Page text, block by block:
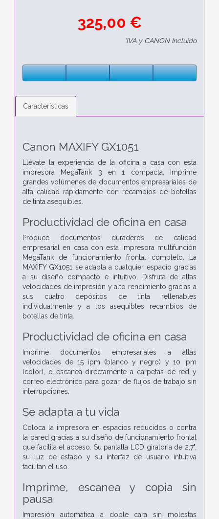
325,00 €
*IVA y CANON Incluido
Características
Canon MAXIFY GX1051
Llévate la experiencia de la oficina a casa con esta
impresora MegaTank 3 en 1 compacta. Imprime
grandes volúmenes de documentos empresariales de
alta calidad rápidamente con recambios de botellas
de tinta asequibles.
Productividad de oficina en casa
Produce documentos duraderos de calidad
empresarial en casa con esta impresora multifunción
MegaTank de funcionamiento frontal completo. La
MAXIFY GX1051 se adapta a cualquier espacio gracias
a su diseño compacto e intuitivo. Disfruta de altas
velocidades de impresión y alto rendimiento gracias a
sus cuatro depósitos de tinta rellenables
individualmente y a los asequibles recambios de
botellas de tinta.
Productividad de oficina en casa
Imprime documentos empresariales a altas
velocidades de 15 ipm (blanco y negro) y 10 ipm
(color), o escanea directamente a carpetas de red y
correo electrónico para gozar de flujos de trabajo sin
interrupciones.
Se adapta a tu vida
Coloca la impresora en espacios reducidos o contra
la pared gracias a su diseño de funcionamiento frontal
que facilita el acceso. Su pantalla LCD giratoria de 2,7",
su luz de estado y su interfaz de usuario intuitiva
facilitan el uso.
Imprime, escanea y copia sin
pausa
Impresión automática a doble cara sin molestas